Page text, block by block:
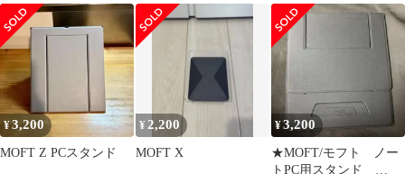
タンド&デスク
¥3,200
MOFT Z PCスタンド
¥ 2,200
MOFT X
¥3,200
★MOFT/モフト ノー
トPC用スタンド